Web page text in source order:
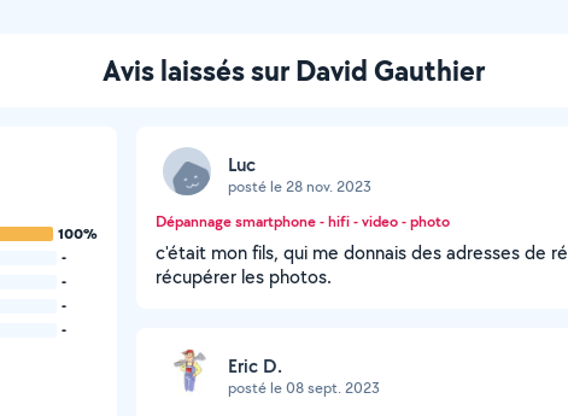
Avis laissés sur David Gauthier
100%
-
-
-
-
Luc
posté le 28 nov. 2023
Dépannage smartphone - hifi - video - photo
c'était mon fils, qui me donnais des adresses de
récupérer les photos.
Eric D.
posté le 08 sept. 2023